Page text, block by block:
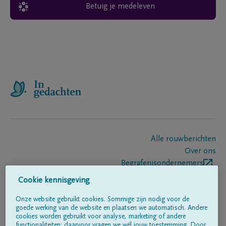
Betuig je medeleven
Alle rouwberichten
Over ons
Begrafenisondernemers
Volg ons op
Cookie kennisgeving
Onze website gebruikt cookies. Sommige zijn nodig voor de
goede werking van de website en plaatsen we automatisch. Andere
cookies worden gebruikt voor analyse, marketing of andere